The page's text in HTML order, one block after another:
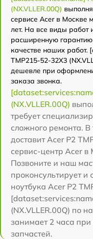
(NX.VLLER.00Q)
сервисе Acer в Москве
лет. На все виды работ
расширенную
качестве наших работ.
TMP215-52-32X3
дешевле при
заказа звонка.
(NX.VLLER.00Q)
требует
сложного ремонта.
доставит Acer P2
сервис-центр Acer в
Позвоните и наш
проконсультирует и
ноутбука Acer P2
(NX.VLLER.00Q) по
занимает 2 часа
запчастей.